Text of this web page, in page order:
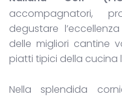
accompagnatori,
degustare
delle migliori cantine
piatti tipici della cucina
Nella splendida